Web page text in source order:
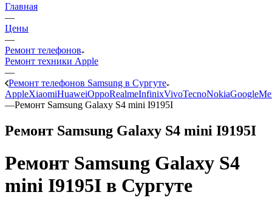
Главная
—
Цены
—
Ремонт телефонов
Ремонт техники Apple
—
Ремонт телефонов Samsung в Сургуте
AppleXiaomiHuaweiOppoRealmeInfinixVivoTecnoNokiaGoogle
—Ремонт Samsung Galaxy S4 mini I9195I
Ремонт Samsung Galaxy S4 mini I9195I
Ремонт Samsung Galaxy S4
mini I9195I в Сургуте